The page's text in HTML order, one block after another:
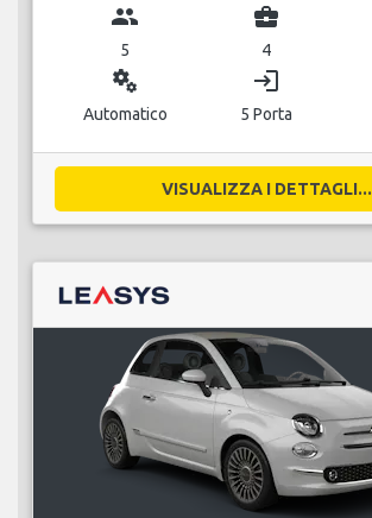
group
5
business_center
4
miscellaneous_services
Automatico
login
5 Porta
VISUALIZZA I DETTAGLI...